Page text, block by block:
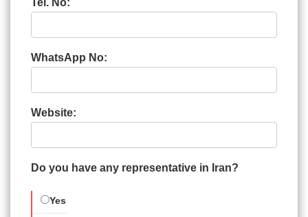
Tel. No:
WhatsApp No:
Website:
Do you have any representative in Iran?
Yes